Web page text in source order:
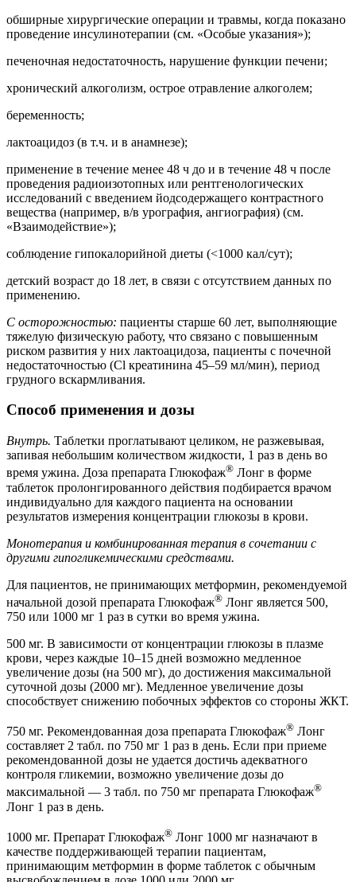
обширные хирургические операции и травмы, когда показано
проведение инсулинотерапии (см. «Особые указания»);
печеночная недостаточность, нарушение функции печени;
хронический алкоголизм, острое отравление алкоголем;
беременность;
лактоацидоз (в т.ч. и в анамнезе);
применение в течение менее 48 ч до и в течение 48 ч после
проведения радиоизотопных или рентгенологических
исследований с введением йодсодержащего контрастного
вещества (например, в/в урография, ангиография) (см.
«Взаимодействие»);
соблюдение гипокалорийной диеты (<1000 кал/сут);
детский возраст до 18 лет, в связи с отсутствием данных по
применению.
C осторожностью: пациенты старше 60 лет, выполняющие
тяжелую физическую работу, что связано с повышенным
риском развития у них лактоацидоза, пациенты с почечной
недостаточностью (Cl креатинина 45–59 мл/мин), период
грудного вскармливания.
Способ применения и дозы
Внутрь. Таблетки проглатывают целиком, не разжевывая,
запивая небольшим количеством жидкости, 1 раз в день во
время ужина. Доза препарата Глюкофаж® Лонг в форме
таблеток пролонгированного действия подбирается врачом
индивидуально для каждого пациента на основании
результатов измерения концентрации глюкозы в крови.
Монотерапия и комбинированная терапия в сочетании с
другими гипогликемическими средствами.
Для пациентов, не принимающих метформин, рекомендуемой
начальной дозой препарата Глюкофаж® Лонг является 500,
750 или 1000 мг 1 раз в сутки во время ужина.
500 мг. В зависимости от концентрации глюкозы в плазме
крови, через каждые 10–15 дней возможно медленное
увеличение дозы (на 500 мг), до достижения максимальной
суточной дозы (2000 мг). Медленное увеличение дозы
способствует снижению побочных эффектов со стороны ЖКТ.
750 мг. Рекомендованная доза препарата Глюкофаж® Лонг
составляет 2 табл. по 750 мг 1 раз в день. Если при приеме
рекомендованной дозы не удается достичь адекватного
контроля гликемии, возможно увеличение дозы до
максимальной — 3 табл. по 750 мг препарата Глюкофаж®
Лонг 1 раз в день.
1000 мг. Препарат Глюкофаж® Лонг 1000 мг назначают в
качестве поддерживающей терапии пациентам,
принимающим метформин в форме таблеток с обычным